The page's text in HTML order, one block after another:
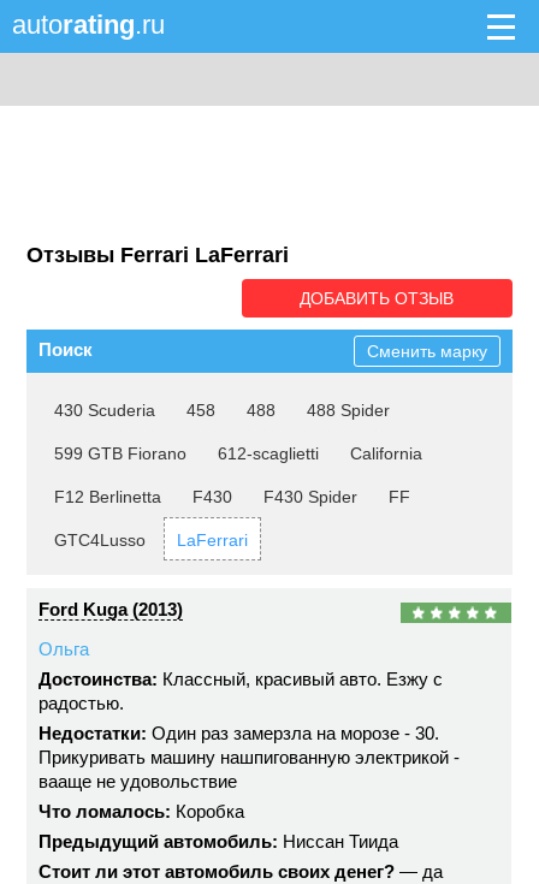
autorating.ru
Отзывы Ferrari LaFerrari
ДОБАВИТЬ ОТЗЫВ
Поиск Сменить марку
430 Scuderia 458 488 488 Spider
599 GTB Fiorano 612-scaglietti California
F12 Berlinetta F430 F430 Spider FF
GTC4Lusso LaFerrari
Ford Kuga (2013)
Ольга
Достоинства: Классный, красивый авто. Езжу с
радостью.
Недостатки: Один раз замерзла на морозе - 30.
Прикуривать машину нашпигованную электрикой -
вааще не удовольствие
Что ломалось: Коробка
Предыдущий автомобиль: Ниссан Тиида
Стоит ли этот автомобиль своих денег? — да